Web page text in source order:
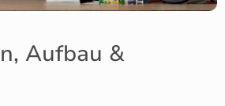
Aufbau &